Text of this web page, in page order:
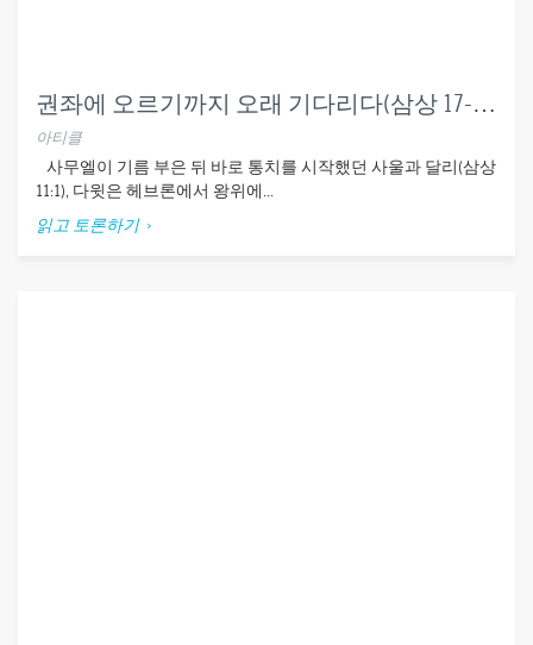
권좌에 오르기까지 오래 기다리다(삼상 17-30장)
아티클
사무엘이 기름 부은 뒤 바로 통치를 시작했던 사울과 달리(삼상
11:1), 다윗은 헤브론에서 왕위에...
읽고 토론하기